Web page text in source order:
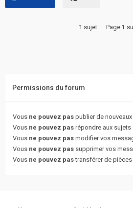
1 sujet Page 1
Permissions du forum
Vous ne pouvez pas publier de
Vous ne pouvez pas répondre aux
Vous ne pouvez pas modifier vos
Vous ne pouvez pas supprimer vos
Vous ne pouvez pastransférer de